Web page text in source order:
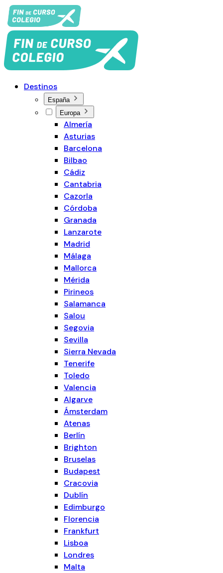
Destinos
España
Europa
Almería
Asturias
Barcelona
Bilbao
Cádiz
Cantabria
Cazorla
Córdoba
Granada
Lanzarote
Madrid
Málaga
Mallorca
Mérida
Pirineos
Salamanca
Salou
Segovia
Sevilla
Sierra Nevada
Tenerife
Toledo
Valencia
Algarve
Ámsterdam
Atenas
Berlín
Brighton
Bruselas
Budapest
Cracovia
Dublín
Edimburgo
Florencia
Frankfurt
Lisboa
Londres
Malta